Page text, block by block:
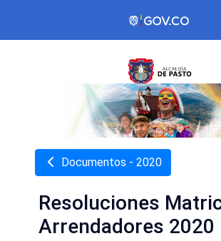
Documentos - 2020
Resoluciones
Arrendadores 2020